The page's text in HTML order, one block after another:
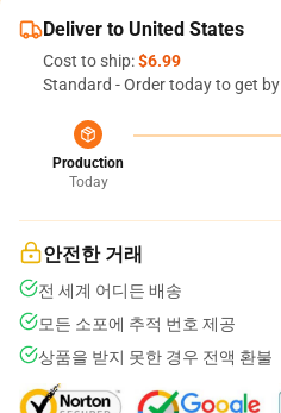
Deliver to United States
Cost to ship:$6.99
Standard - Order today to get by
Production
Today
안전한 거래
전 세계 어디든 배송
모든 소포에 추적 번호 제공
상품을 받지 못한 경우 전액 환불